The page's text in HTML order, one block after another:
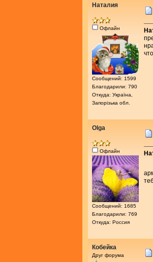
Наталия
Офлайн
Сообщений: 1599
Благодарили: 790
Откуда: Україна,
Запорізька обл.
Olga
Офлайн
Сообщений: 1685
Благодарили: 769
Откуда: Россия
Кобейка
Друг форума